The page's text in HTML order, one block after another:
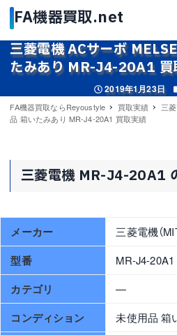
三菱電機 ACサーボ
たみあり MR-J4-20A1 買
投稿日
2019年1月23日
FA機器買取ならReyoustyle 買取実績
三
品 箱いたみあり MR-J4-20A1 買取実績
三菱電機 MR-J4-20A1
メーカー 三菱電機（
型番 MR-J4-20A1
カテゴリ —
コンディション 未使用品 箱